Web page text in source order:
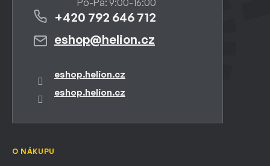
eshop@helion.cz
+420 792 646 712
eshop.helion.cz
eshop.helion.cz
O NÁKUPU